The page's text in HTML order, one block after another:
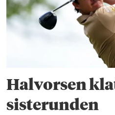
Halvorsen
sisterunden